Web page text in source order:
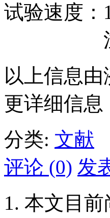
试验速度：
注：其
以上信息
更详细信息
分类: 文献
评论 (0) 发
本文目前